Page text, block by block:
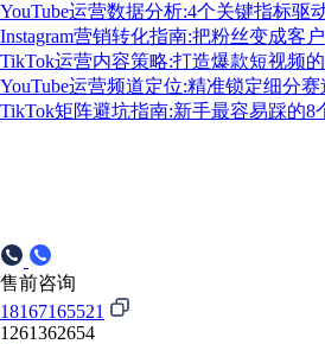
YouTube运营数据分析:4个关键指标驱
Instagram营销转化指南:把粉丝变成客
TikTok运营内容策略:打造爆款短视频
YouTube运营频道定位:精准锁定细分
TikTok矩阵避坑指南:新手最容易踩的8
售前咨询
18167165521
1261362654